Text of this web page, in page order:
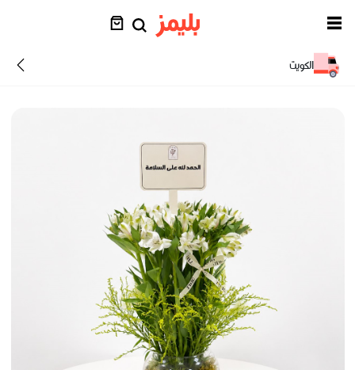
الكويت